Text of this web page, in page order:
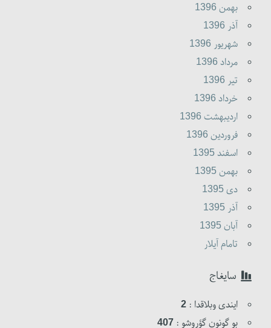
بهمن 1396
آذر 1396
شهريور 1396
مرداد 1396
تير 1396
خرداد 1396
ارديبهشت 1396
فروردين 1396
اسفند 1395
بهمن 1395
دى 1395
آذر 1395
آبان 1395
تامام آیلار
سایغاج
ایندی وبلاقدا : 2
بو گونون گؤروشو : 407